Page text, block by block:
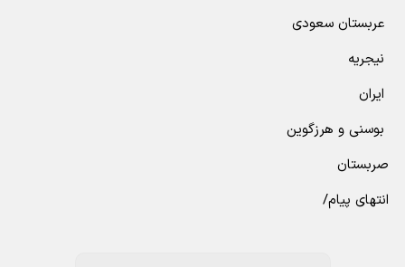
‏ عربستان سعودی
‏ نیجریه
‏ ایران
‏ بوسنی و هرزگوین
‏صربستان
انتهای پیام/